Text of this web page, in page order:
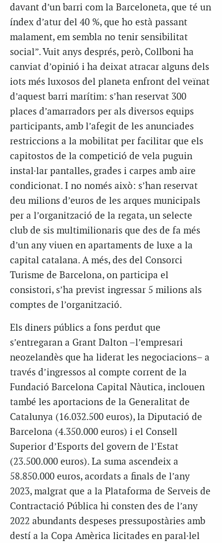
davant d’un barri com la Barceloneta, que té un
índex d’atur del 40 %, que ho està passant
malament, em sembla no tenir sensibilitat
social”. Vuit anys després, però, Collboni ha
canviat d’opinió i ha deixat atracar alguns dels
iots més luxosos del planeta enfront del veïnat
d’aquest barri marítim: s’han reservat 300
places d’amarradors per als diversos equips
participants, amb l’afegit de les anunciades
restriccions a la mobilitat per facilitar que els
capitostos de la competició de vela puguin
instal·lar pantalles, grades i carpes amb aire
condicionat. I no només això: s’han reservat
deu milions d’euros de les arques municipals
per a l’organització de la regata, un selecte
club de sis multimilionaris que des de fa més
d’un any viuen en apartaments de luxe a la
capital catalana. A més, des del Consorci
Turisme de Barcelona, on participa el
consistori, s’ha previst ingressar 5 milions als
comptes de l’organització.
Els diners públics a fons perdut que
s’entregaran a Grant Dalton –l’empresari
neozelandès que ha liderat les negociacions– a
través d’ingressos al compte corrent de la
Fundació Barcelona Capital Nàutica, inclouen
també les aportacions de la Generalitat de
Catalunya (16.032.500 euros), la Diputació de
Barcelona (4.350.000 euros) i el Consell
Superior d’Esports del govern de l’Estat
(23.500.000 euros). La suma ascendeix a
58.850.000 euros, acordats a finals de l’any
2023, malgrat que a la Plataforma de Serveis de
Contractació Pública hi consten des de l’any
2022 abundants despeses pressupostàries amb
destí a la Copa Amèrica licitades en paral·lel